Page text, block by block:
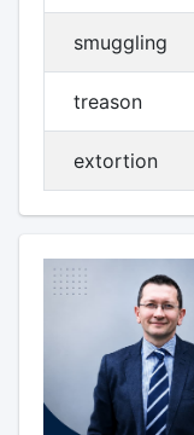
smuggling
treason
extortion